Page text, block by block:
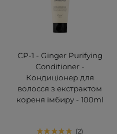
CP-1 - Ginger Purifying
Conditioner -
Кондиціонер для
волосся з екстрактом
кореня імбиру - 100ml
2